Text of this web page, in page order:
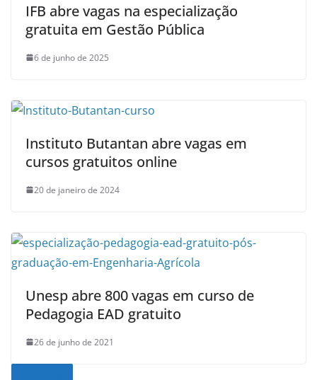
IFB abre vagas na especialização
gratuita em Gestão Pública
6 de junho de 2025
Instituto Butantan abre vagas em
cursos gratuitos online
20 de janeiro de 2024
Unesp abre 800 vagas em curso de
Pedagogia EAD gratuito
26 de junho de 2021